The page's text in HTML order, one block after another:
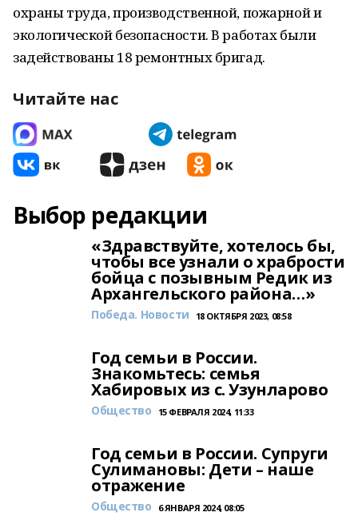
охраны труда, производственной, пожарной и
экологической безопасности.В работах были
задействованы 18 ремонтных бригад.
Читайте нас
Выбор редакции
«Здравствуйте, хотелось бы,
чтобы все узнали о храбрости
бойца с позывным Редик из
Архангельского района…»
Победа. Новости 18 ОКТЯБРЯ 2023, 08:58
Год семьи в России.
Знакомьтесь: семья
Хабировых из с. Узунларово
Общество 15 ФЕВРАЛЯ 2024, 11:33
Год семьи в России. Супруги
Сулимановы: Дети – наше
отражение
Общество 6 ЯНВАРЯ 2024, 08:05